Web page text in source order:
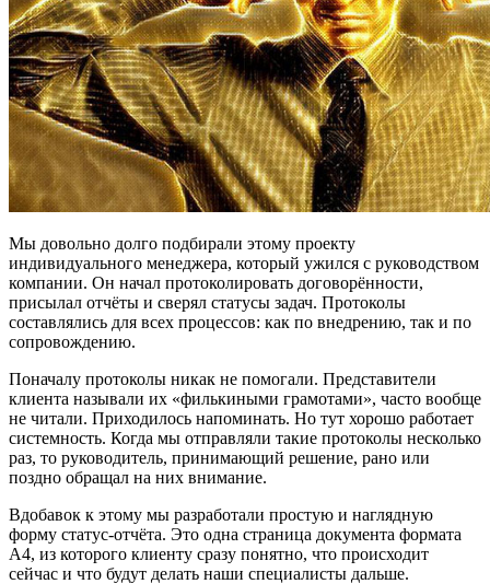
Мы довольно долго подбирали этому проекту
индивидуального менеджера, который ужился с руководством
компании. Он начал протоколировать договорённости,
присылал отчёты и сверял статусы задач. Протоколы
составлялись для всех процессов: как по внедрению, так и по
сопровождению.
Поначалу протоколы никак не помогали. Представители
клиента называли их «филькиными грамотами», часто вообще
не читали. Приходилось напоминать. Но тут хорошо работает
системность. Когда мы отправляли такие протоколы несколько
раз, то руководитель, принимающий решение, рано или
поздно обращал на них внимание.
Вдобавок к этому мы разработали простую и наглядную
форму статус-отчёта. Это одна страница документа формата
А4, из которого клиенту сразу понятно, что происходит
сейчас и что будут делать наши специалисты дальше.